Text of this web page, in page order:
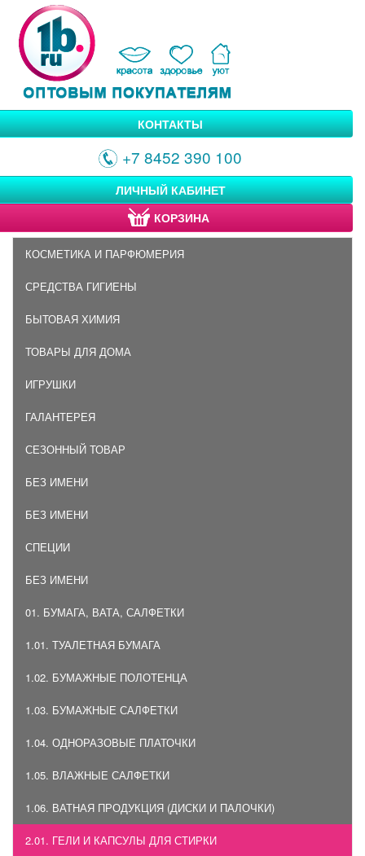
КОНТАКТЫ
+7 8452 390 100
ЛИЧНЫЙ КАБИНЕТ
КОРЗИНА
КОСМЕТИКА И ПАРФЮМЕРИЯ
СРЕДСТВА ГИГИЕНЫ
БЫТОВАЯ ХИМИЯ
ТОВАРЫ ДЛЯ ДОМА
ИГРУШКИ
ГАЛАНТЕРЕЯ
СЕЗОННЫЙ ТОВАР
БЕЗ ИМЕНИ
БЕЗ ИМЕНИ
СПЕЦИИ
БЕЗ ИМЕНИ
01. БУМАГА, ВАТА, САЛФЕТКИ
1.01. ТУАЛЕТНАЯ БУМАГА
1.02. БУМАЖНЫЕ ПОЛОТЕНЦА
1.03. БУМАЖНЫЕ САЛФЕТКИ
1.04. ОДНОРАЗОВЫЕ ПЛАТОЧКИ
1.05. ВЛАЖНЫЕ САЛФЕТКИ
1.06. ВАТНАЯ ПРОДУКЦИЯ (ДИСКИ И ПАЛОЧКИ)
2.01. ГЕЛИ И КАПСУЛЫ ДЛЯ СТИРКИ